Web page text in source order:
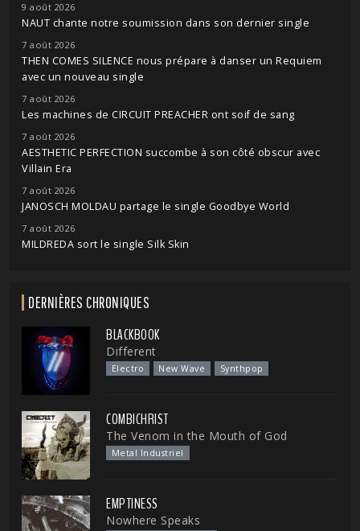
9 août 2026
NAUT chante notre soumission dans son dernier single
7 août 2026
THEN COMES SILENCE nous prépare à danser un Requiem
avec un nouveau single
7 août 2026
Les machines de CIRCUIT PREACHER ont soif de sang
7 août 2026
AESTHETIC PERFECTION succombe à son côté obscur avec
Villain Era
7 août 2026
JANOSCH MOLDAU partage le single Goodbye World
7 août 2026
MILDREDA sort le single Silk Skin
DERNIÈRES CHRONIQUES
BLACKBOOK
Different
Electro New Wave Synthpop
COMBICHRIST
The Venom in the Mouth of God
Metal Industriel
EMPTINESS
Nowhere Speaks